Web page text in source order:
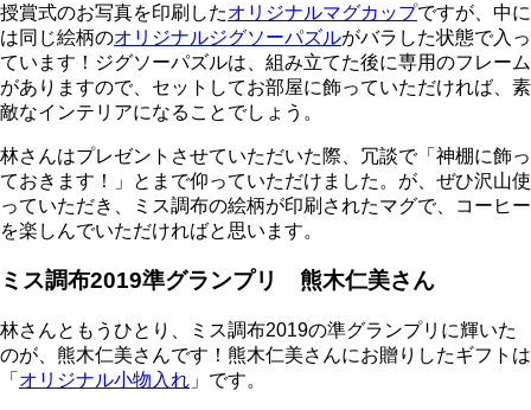
授賞式のお写真を印刷したオリジナルマグカップですが、中に
は同じ絵柄のオリジナルジグソーパズルがバラした状態で入っ
ています！ジグソーパズルは、組み立てた後に専用のフレーム
がありますので、セットしてお部屋に飾っていただければ、素
敵なインテリアになることでしょう。
林さんはプレゼントさせていただいた際、冗談で「神棚に飾っ
ておきます！」とまで仰っていただけました。が、ぜひ沢山使
っていただき、ミス調布の絵柄が印刷されたマグで、コーヒー
を楽しんでいただければと思います。
ミス調布2019準グランプリ 熊木仁美さん
林さんともうひとり、ミス調布2019の準グランプリに輝いた
のが、熊木仁美さんです！熊木仁美さんにお贈りしたギフトは
「 オリジナル小物入れ 」です。